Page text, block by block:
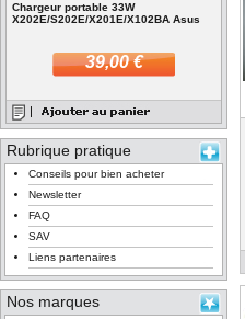
Chargeur portable 33W
X202E/S202E/X201E/X102BA Asus
39,00 €
Rubrique pratique
Conseils pour bien acheter
Newsletter
FAQ
SAV
Liens partenaires
Nos marques